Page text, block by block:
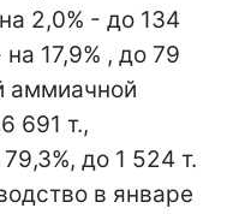
2,0% - до 134
17,9% , до 79
аммиачной
691 т.,
до 1 524 т.
в январе